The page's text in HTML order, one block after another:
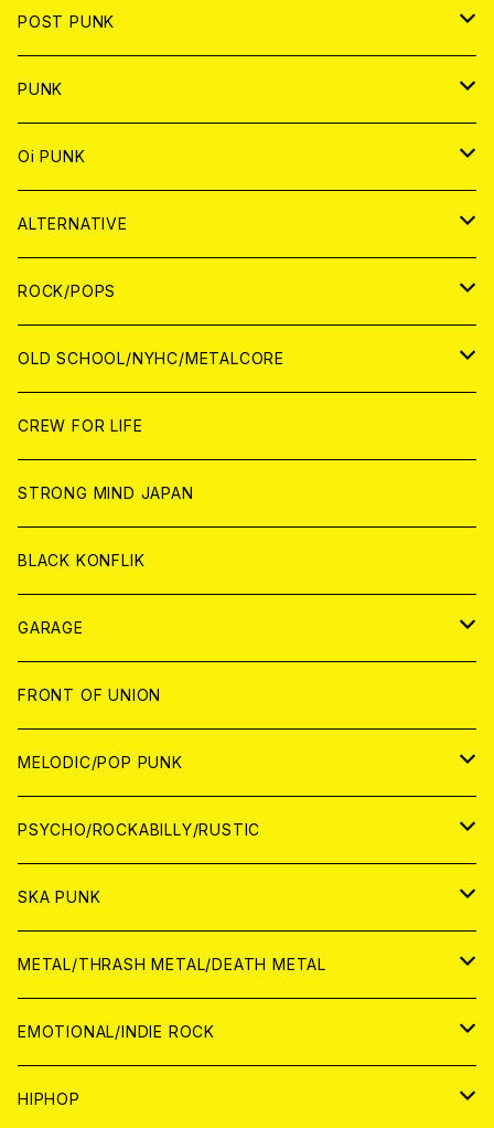
DIGITAL CONTENTS
ANALOG
JAPAN
CD
ANALOG
WORLD
CD
ANALOG
POST PUNK
CD
JAPAN
WORLD
ANALOG
JAPAN
WORLD
PUNK
JAPAN
CD
ANALOG
WORLD
CD
ANALOG
Oi PUNK
JAPAN
CD
ANALOG
WOLRD
CD
ANALOG
ALTERNATIVE
JAPAN
CD
ANALOG
WORLD
CD
ANALOG
ROCK/POPS
JAPAN
CD
ANALOG
WORLD
CD
ANALOG
OLD SCHOOL/NYHC/METALCORE
JAPAN
CD
ANALOG
WORLD
CD
ANALOG
CREW FOR LIFE
STRONG MIND JAPAN
BLACK KONFLIK
GARAGE
JAPAN
アナログ
CD
WORLD
アナログ
CD
FRONT OF UNION
MELODIC/POP PUNK
JAPAN
CD
ANALOG
WORLD
CD
ANALOG
PSYCHO/ROCKABILLY/RUSTIC
JAPAN
CD
ANALOG
WORLD
CD
ANALOG
SKA PUNK
JAPAN
CD
ANALOG
WORLD
CD
METAL/THRASH METAL/DEATH METAL
JAPAN
CD
WORLD
EMOTIONAL/INDIE ROCK
JAPAN
HIPHOP